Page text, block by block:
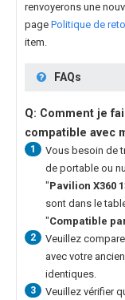
renvoyerons une
page Politique de
item.
FAQs
Q: Comment je
compatible avec
1
Vous besoin de
de portable ou
"Pavilion X360
sont dans le
"Compatible
2 Veuillez
avec votre
identiques.
3
Veuillez vérifier